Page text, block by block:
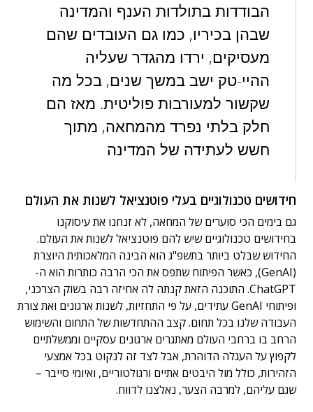
הבודדות בתולדות הענף והמדינה
שבהן בכיריו, כמו גם העובדים שהם
מעסיקים, ירדו מהגדר שעליה
ההיי-טק ישב במשך שנים, בכל מה
שקשור למעורבות פוליטית. מאז הם
חלק בלתי נפרד מהמחאה, מתוך
חשש לעתידה של המדינה
חידושים טכנולוגיים בעלי פוטנציאל לשנות את העולם
גם בימים הכי סוערים של המחאה, לא זנחנו את עיסוקנו
בחידושים טכנולוגיים שיש להם פוטנציאל לשנות את העולם.
החידוש שבלט ביותר בתשפ"ג הוא הבינה המלאכותית היוצרת
(GenAI), כאשר הפיתוח שתפס את הכי הרבה כותרות הוא ה-
ChatGPT. התוכנה הזאת קנתה לה אחיזה רבה בשוק הצרכני,
ופיתוחי GenAI עתידים, על פי התחזיות, לשנות ארגונים ואת צורת
העבודה שלנו בכל תחום. קצב ההתחדשות של התחום והשימוש
הרחב בו ברחבי העולם מאתגרים ארגונים עסקיים וממשלתיים
לקפוץ על העגלה הדוהרת, אבל לצד זה לנקוט בכל אמצעי
הזהירות, כולל מול היבטים אתיים ורגולטוריים, ואיומי סייבר –
שגם עליהם, למרבה הצער, נאלצנו לדווח.